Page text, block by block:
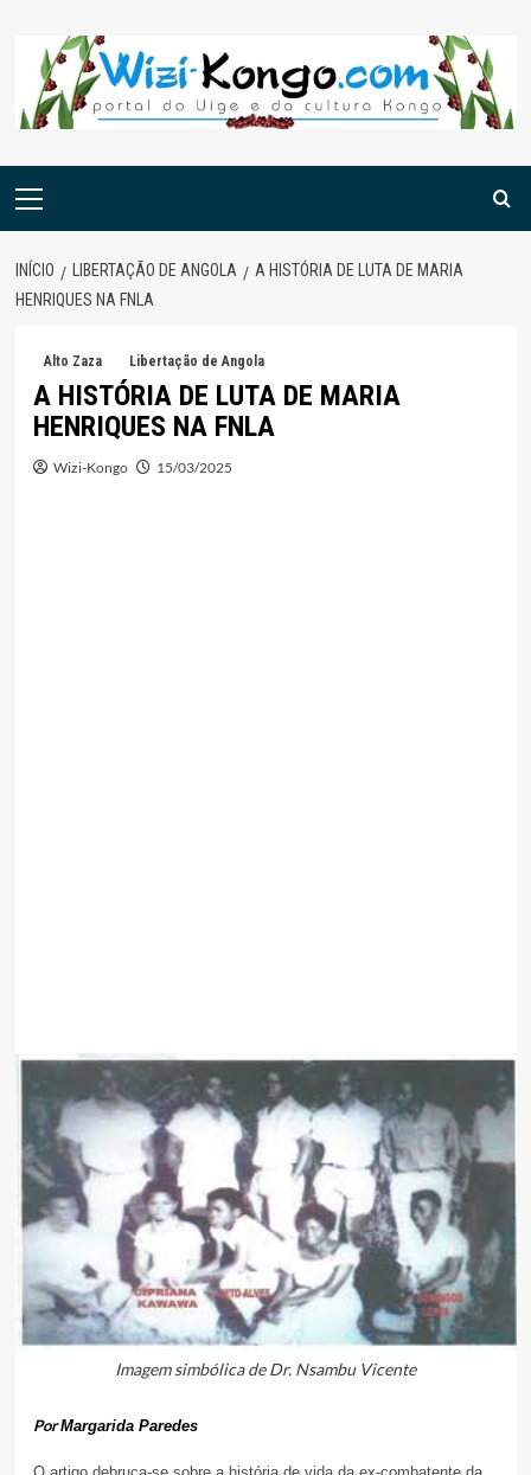
content
Menu
INÍCIO LIBERTAÇÃO DE ANGOLA
A HISTÓRIA DE LUTA DE MARIA
HENRIQUES NA FNLA
Alto Zaza Libertação de Angola
A HISTÓRIA DE LUTA DE MARIA
HENRIQUES NA FNLA
Wizi-Kongo 15/03/2025
Imagem simbólica de Dr. Nsambu Vicente
PorMargarida Paredes